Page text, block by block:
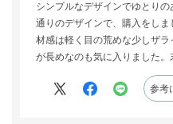
シンプルなデザインでゆとり
通りのデザインで、購入をし
材感は軽く目の荒めな少しザ
が長めなのも気に入りました。
参考